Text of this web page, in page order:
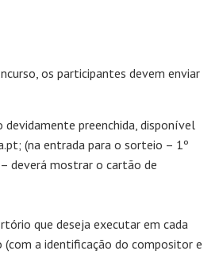
os participantes devem enviar
devidamente preenchida, disponível
(na entrada para o sorteio – 1º
deverá mostrar o cartão de
que deseja executar em cada
(com a identificação do compositor e